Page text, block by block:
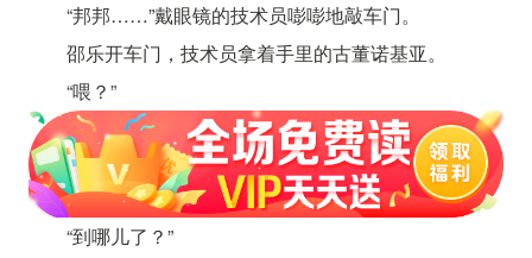
“邦邦……”戴眼镜的技术员嘭嘭地敲车门。
邵乐开车门，技术员拿着手里的古董诺基亚。
“喂？”
“到哪儿了？”